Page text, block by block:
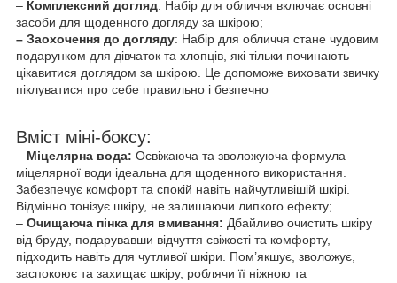
– Комплексний догляд: Набір для обличчя включає основні
засоби для щоденного догляду за шкірою;
– Заохочення до догляду: Набір для обличчя стане чудовим
подарунком для дівчаток та хлопців, які тільки починають
цікавитися доглядом за шкірою. Це допоможе виховати звичку
піклуватися про себе правильно і безпечно
Вміст міні-боксу:
– Міцелярна вода: Освіжаюча та зволожуюча формула
міцелярної води ідеальна для щоденного використання.
Забезпечує комфорт та спокій навіть найчутливішій шкірі.
Відмінно тонізує шкіру, не залишаючи липкого ефекту;
– Очищаюча пінка для вмивання: Дбайливо очистить шкіру
від бруду, подарувавши відчуття свіжості та комфорту,
підходить навіть для чутливої шкіри. Пом’якшує, зволожує,
заспокоює та захищає шкіру, роблячи її ніжною та